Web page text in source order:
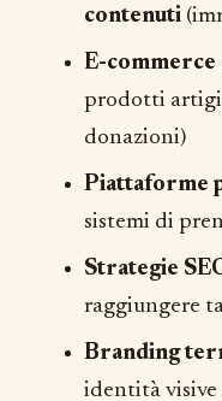
contenuti
E-
prodotti
donazioni)
Piattaforme
sistemi di
Strategie
raggiungere
Branding
identità